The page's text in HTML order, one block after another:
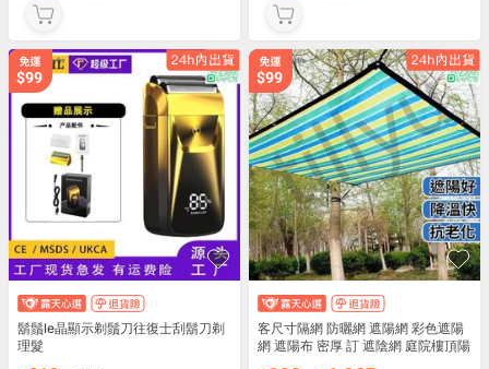
鬍鬚le晶顯示剃鬚刀往復士刮鬍刀剃
理髮
客尺寸隔網 防曬網 遮陽網 彩色遮陽
網 遮陽布 密厚 訂 遮陰網 庭院樓頂陽